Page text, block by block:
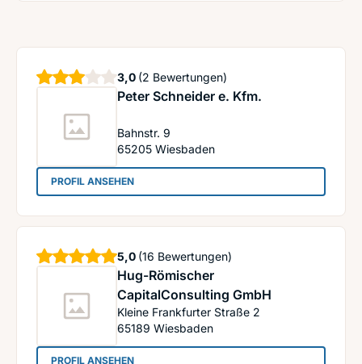
Peter Schneider e. Kfm.
Bahnstr. 9
65205 Wiesbaden
3,0 Sterne
(2 Bewertungen)
PROFIL ANSEHEN: Peter Schneider e. Kfm.
Hug-Römischer
CapitalConsulting GmbH
Kleine Frankfurter Straße 2
65189 Wiesbaden
5,0 Sterne
(16 Bewertungen)
PROFIL ANSEHEN: Hug-Römischer CapitalConsulting GmbH